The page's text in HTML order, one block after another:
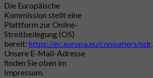
Die Europäische
Kommission stellt eine
Plattform zur Online-
Streitbeilegung (OS)
bereit: https://ec.europa.eu/consumers/odr.
Unsere E-Mail-Adresse
finden Sie oben im
Impressum.